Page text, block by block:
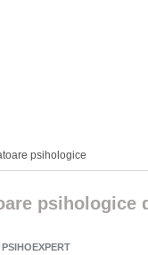
psihologice
psihologice
PSIHOEXPERT